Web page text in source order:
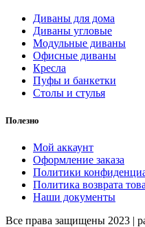
Диваны для дома
Диваны угловые
Модульные диваны
Офисные диваны
Кресла
Пуфы и банкетки
Столы и стулья
Полезно
Мой аккаунт
Оформление заказа
Политики
Политика возврата
Наши документы
Все права защищены 2023 |